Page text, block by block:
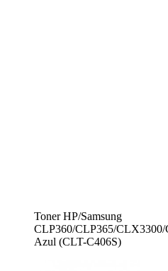
Toner HP/Samsung
CLP360/CLP365/
Azul (CLT-C406S)